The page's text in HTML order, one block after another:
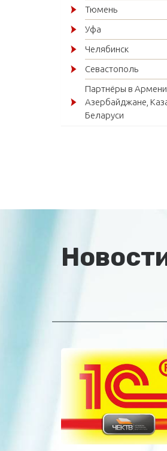
Тюмень
Уфа
Челябинск
Севастополь
Партнёры в
Азербайджане,
Беларуси